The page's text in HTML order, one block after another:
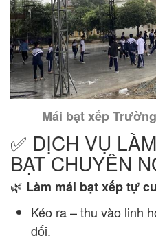
Mái bạt xếp
✅ DỊCH VỤ
BẠT CHUYÊN
🌿 Làm mái bạt xếp tự
Kéo ra – thu vào linh
đối.